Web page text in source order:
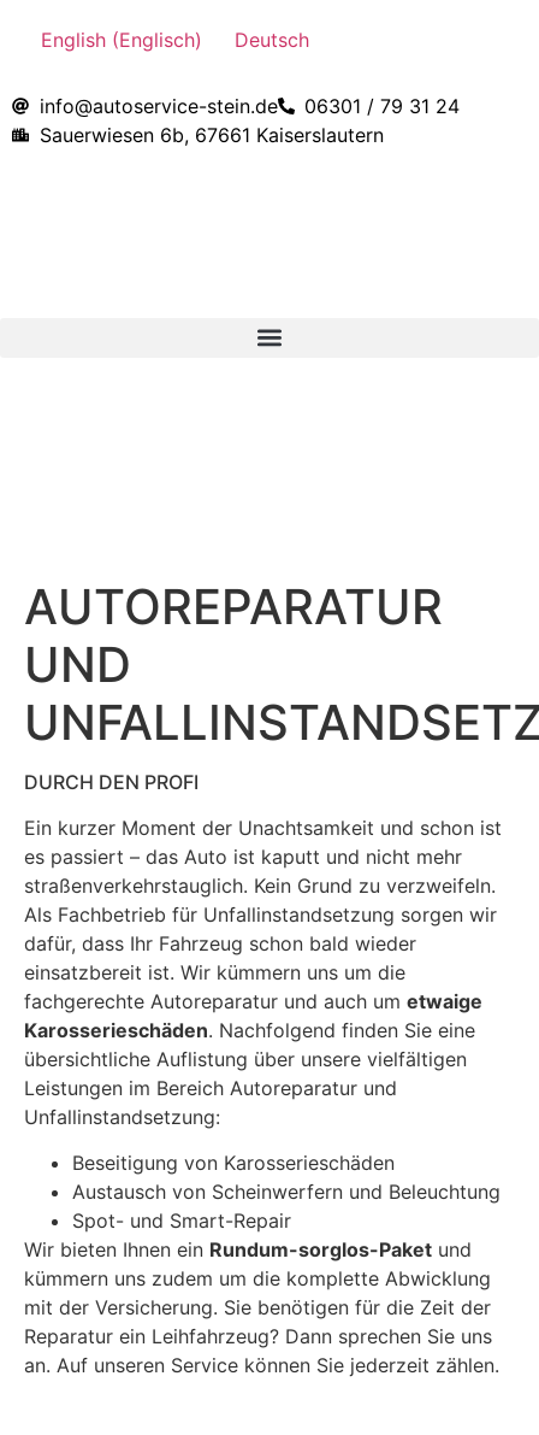
English (Englisch) Deutsch
info@autoservice-stein.de
06301 / 79 31 24
Sauerwiesen 6b, 67661 Kaiserslautern
AUTOREPARATUR
UND
DURCH DEN PROFI
Ein kurzer Moment der Unachtsamkeit und schon ist
es passiert – das Auto ist kaputt und nicht mehr
straßenverkehrstauglich. Kein Grund zu verzweifeln.
Als Fachbetrieb für Unfallinstandsetzung sorgen wir
dafür, dass Ihr Fahrzeug schon bald wieder
einsatzbereit ist. Wir kümmern uns um die
fachgerechte Autoreparatur und auch um etwaige
Karosserieschäden. Nachfolgend finden Sie eine
übersichtliche Auflistung über unsere vielfältigen
Leistungen im Bereich Autoreparatur und
Unfallinstandsetzung:
Beseitigung von Karosserieschäden
Austausch von Scheinwerfern und Beleuchtung
Spot- und Smart-Repair
Wir bieten Ihnen ein Rundum-sorglos-Paket und
kümmern uns zudem um die komplette Abwicklung
mit der Versicherung. Sie benötigen für die Zeit der
Reparatur ein Leihfahrzeug? Dann sprechen Sie uns
an. Auf unseren Service können Sie jederzeit zählen.